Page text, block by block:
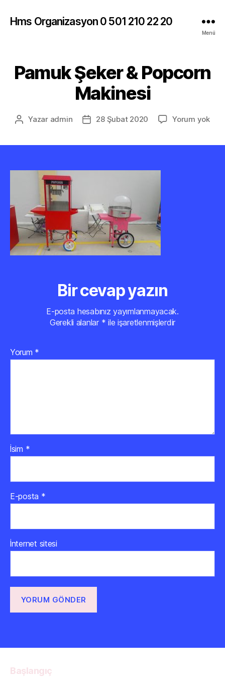
Hms Organizasyon 0 501 210 22 20
Menü
Pamuk Şeker & Popcorn
Makinesi
Yazının
Yazar admin
Yazı28 Şubat 2020 Yorum yok
Bir cevap yazın
E-posta hesabınız yayımlanmayacak.
Gerekli alanlar * ile işaretlenmişlerdir
Yorum *
İsim *
E-posta *
İnternet sitesi
Başlangıç